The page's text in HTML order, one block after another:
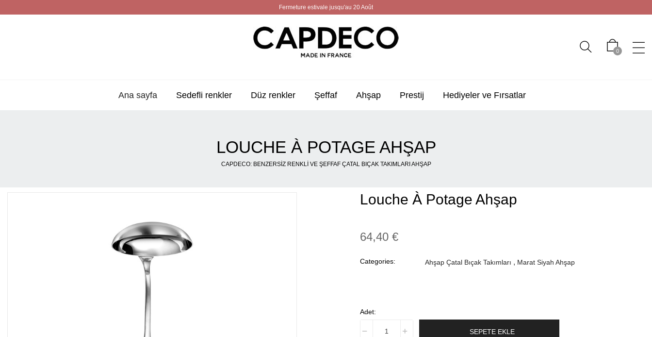
Fermeture estivale jusqu'au 20 Août
0
Ana sayfa Sedefli renkler Düz renkler Şeffaf Ahşap Prestij Hediyeler ve Fırsatlar
LOUCHE À POTAGE AHŞAP
CAPDECO: BENZERSIZ RENKLI VE ŞEFFAF ÇATAL BIÇAK TAKIMLARI AHŞAP
Louche À Potage Ahşap
64,40 €
Categories: Ahşap Çatal Bıçak Takımları Marat Siyah Ahşap
Adet:
SEPETE EKLE